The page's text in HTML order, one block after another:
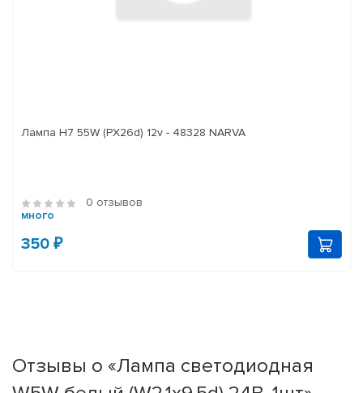
Лампа H7 55W (PX26d) 12v - 48328 NARVA
0 отзывов
много
350 ₽
Отзывы о «Лампа светодиодная